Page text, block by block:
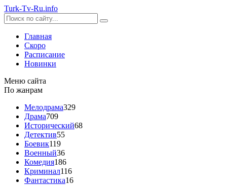
Turk-Tv-Ru.info
Главная
Скоро
Расписание
Новинки
Меню сайта
По жанрам
Мелодрама329
Драма709
Исторический68
Детектив55
Боевик119
Военный36
Комедия186
Криминал116
Фантастика16